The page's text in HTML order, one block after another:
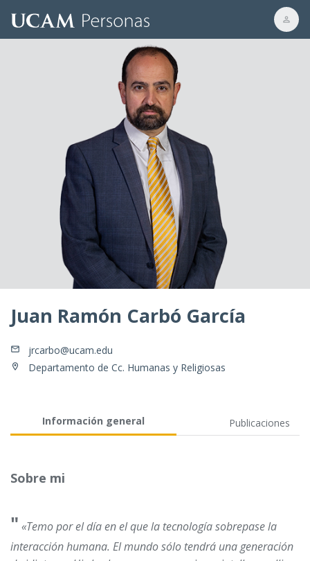
Juan Ramón Carbó García
jrcarbo@ucam.edu
Departamento de Cc. Humanas y Religiosas
Información general Publicaciones
Sobre mi
" «Temo por el día en el que la tecnología sobrepase la
interacción humana. El mundo sólo tendrá una generación